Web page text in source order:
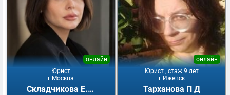
Юрист
онлайн
г.Москва
Складчикова Е.Ю.
Юрист , стаж 9 лет
онлайн
г.Ижевск
Тарханова П Д